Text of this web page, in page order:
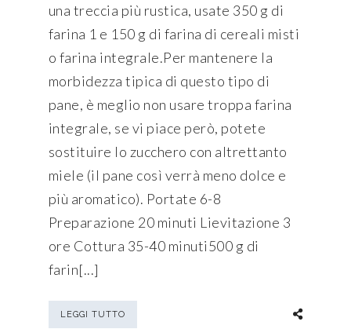
una treccia più rustica, usate 350 g di
farina 1 e 150 g di farina di cereali misti
o farina integrale.Per mantenere la
morbidezza tipica di questo tipo di
pane, è meglio non usare troppa farina
integrale, se vi piace però, potete
sostituire lo zucchero con altrettanto
miele (il pane così verrà meno dolce e
più aromatico). Portate 6-8
Preparazione 20 minuti Lievitazione 3
ore Cottura 35-40 minuti500 g di
farin[...]
LEGGI TUTTO